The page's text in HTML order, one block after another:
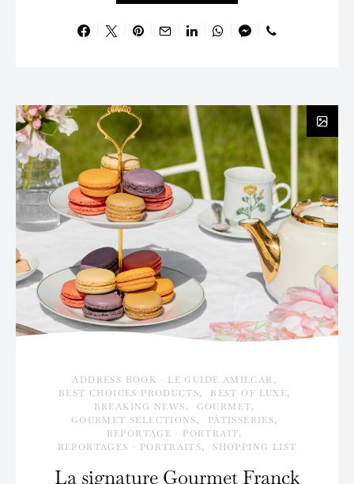
ADDRESS BOOK - LE GUIDE AMILCAR
BEST CHOICES PRODUCTS
BEST OF LUXE
BREAKING NEWS
GOURMET
GOURMET SELECTIONS
PÂTISSERIES
REPORTAGE - PORTRAIT
REPORTAGES - PORTRAITS
SHOPPING LIST
La signature Gourmet Franck